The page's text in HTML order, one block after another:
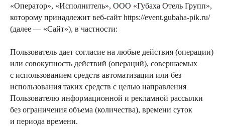
«Оператор», «Исполнитель», ООО «Губаха Отель Групп»,
которому принадлежит веб-сайт https://event.gubaha-pik.ru/
(далее — «Сайт»), в частности:
Пользователь дает согласие на любые действия (операции)
или совокупность действий (операций), совершаемых
с использованием средств автоматизации или без
использования таких средств с целью направления
Пользователю информационной и рекламной рассылки
без ограничения объема (количества), времени суток
и периода времени.